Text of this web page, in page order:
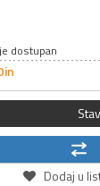
dostupan
Dodaj u